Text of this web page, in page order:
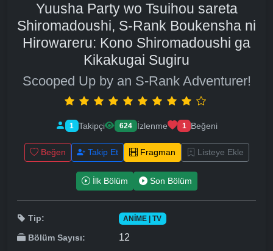
Yuusha Party wo Tsuihou sareta
Shiromadoushi, S-Rank Boukensha ni
Hirowareru: Kono Shiromadoushi ga
Kikakugai Sugiru
Scooped Up by an S-Rank Adventurer!
1 Takipçi 624 İzlenme 1 Beğeni
Beğen Takip Et Fragman Listeye Ekle
İlk Bölüm Son Bölüm
Tip: ANIME | TV
Bölüm Sayısı: 12